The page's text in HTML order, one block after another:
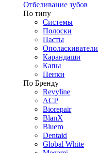
Отбеливание зубов
По типу
Системы
Полоски
Пасты
Ополаскиватели
Карандаши
Капы
Пенки
По Бренду
Revyline
ACP
Biorepair
BlanX
Bluem
Dentaid
Global White